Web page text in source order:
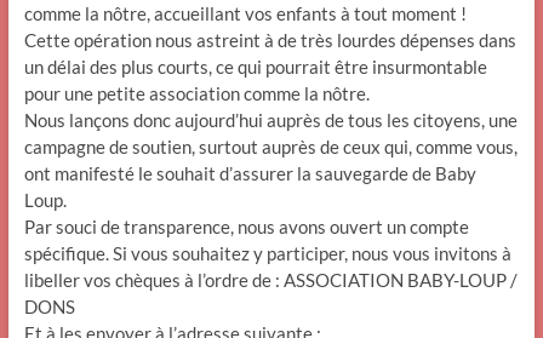
comme la nôtre, accueillant vos enfants à tout moment !
Cette opération nous astreint à de très lourdes dépenses dans
un délai des plus courts, ce qui pourrait être insurmontable
pour une petite association comme la nôtre.
Nous lançons donc aujourd’hui auprès de tous les citoyens, une
campagne de soutien, surtout auprès de ceux qui, comme vous,
ont manifesté le souhait d’assurer la sauvegarde de Baby
Loup.
Par souci de transparence, nous avons ouvert un compte
spécifique. Si vous souhaitez y participer, nous vous invitons à
libeller vos chèques à l’ordre de : ASSOCIATION BABY-LOUP /
DONS
Et à les envoyer à l’adresse suivante :